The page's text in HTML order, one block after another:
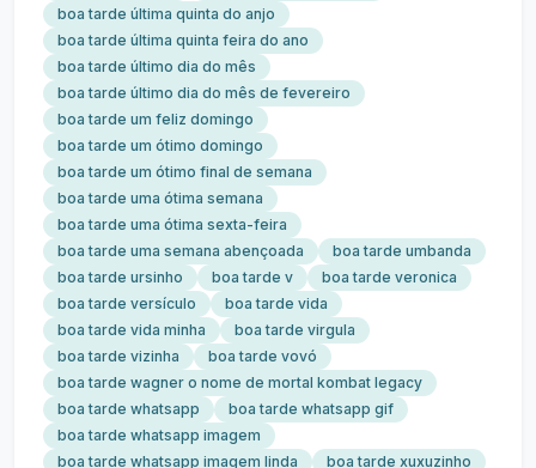
boa tarde última quinta do anjo
boa tarde última quinta feira do ano
boa tarde último dia do mês
boa tarde último dia do mês de fevereiro
boa tarde um feliz domingo
boa tarde um ótimo domingo
boa tarde um ótimo final de semana
boa tarde uma ótima semana
boa tarde uma ótima sexta-feira
boa tarde uma semana abençoada
boa tarde umbanda
boa tarde ursinho
boa tarde v
boa tarde veronica
boa tarde versículo
boa tarde vida
boa tarde vida minha
boa tarde virgula
boa tarde vizinha
boa tarde vovó
boa tarde wagner o nome de mortal kombat legacy
boa tarde whatsapp
boa tarde whatsapp gif
boa tarde whatsapp imagem
boa tarde whatsapp imagem linda
boa tarde xuxuzinho